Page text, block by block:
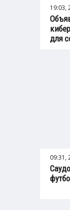
19:03,
для
09:31,